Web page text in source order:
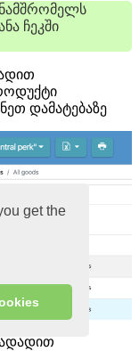
get the
ჩეკში
დამატებაზე